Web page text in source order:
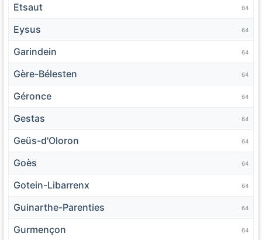
Etsaut 64
Eysus 64
Garindein 64
Gère-Bélesten 64
Géronce 64
Gestas 64
Geüs-d'Oloron 64
Goès 64
Gotein-Libarrenx 64
Guinarthe-Parenties 64
Gurmençon 64